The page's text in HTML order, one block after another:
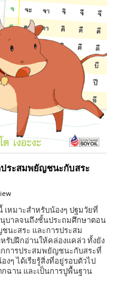
ประสมพยัญชนะกับสระ
เหมาะสำหรับน้องๆ ปฐมวัยที่
บาลจนถึงชั้นประถมศึกษาตอน
นะสระ และการประสม
บฝึกอ่านให้คล่องแคล่ว ทั้งยัง
กการประสมพยัญชนะกับสระที่
ๆ ได้เรียรู้สิ่งที่อยู่รอบตัวไป
ฉาน และเป็นการปูพื้นฐาน